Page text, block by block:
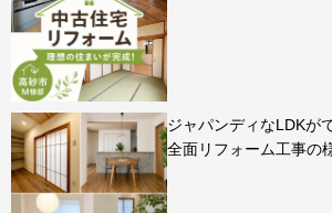
ジャパンディなLDKが
全面リフォーム工事の